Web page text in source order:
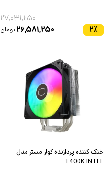
۲٪
۲۷,۰۳۱,۲۵۰
۲۶,۵۸۱,۲۵۰ تومان
خنک کننده پردازنده کولر مستر مدل
T400K INTEL